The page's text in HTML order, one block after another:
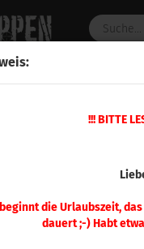
!!! BITTE
die Urlaubszeit,
dauert ;-) Habt
MAGPUL Waffenzubehör »